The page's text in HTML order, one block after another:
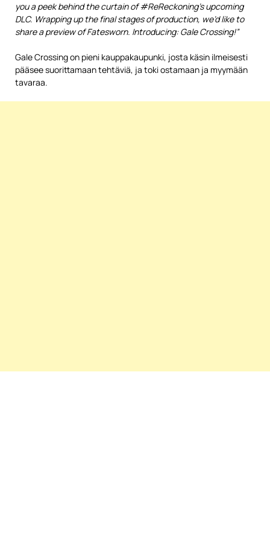
you a peek behind the curtain of #ReReckoning’s upcoming
DLC. Wrapping up the final stages of production, we’d like to
share a preview of Fatesworn. Introducing: Gale Crossing!”
Gale Crossing on pieni kauppakaupunki, josta käsin ilmeisesti
pääsee suorittamaan tehtäviä, ja toki ostamaan ja myymään
tavaraa.